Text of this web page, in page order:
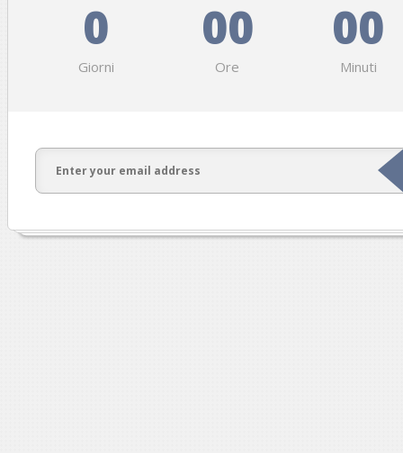
0
Giorni
00
Ore
00
Minuti